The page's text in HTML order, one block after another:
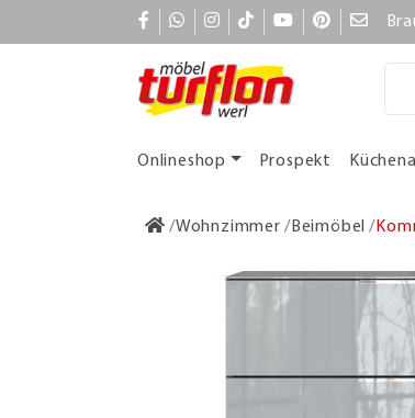
Onlineshop Prospekt
Wohnzimmer Beimöbel